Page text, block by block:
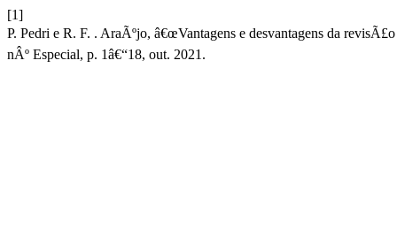
[1]
P. Pedri e R. F. . AraÃºjo, â€œVantagens e desvantagens da
nÂº Especial, p. 1â€“18, out. 2021.